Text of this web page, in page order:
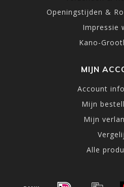
Openingstijden &
Impressie
Kano-
MIJN
Account
Mijn
Mijn
Alle